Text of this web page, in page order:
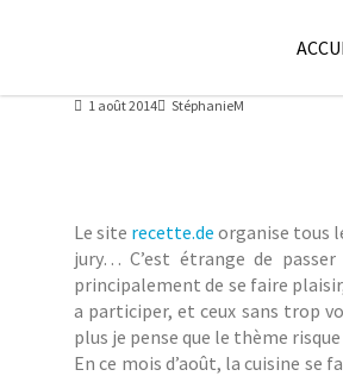
1 août 2014 StéphanieM
Le site recette.de organise tous
jury… C’est étrange de
principalement de se faire
a participer, et ceux sans trop
plus je pense que le thème
En ce mois d’août, la cuisine se